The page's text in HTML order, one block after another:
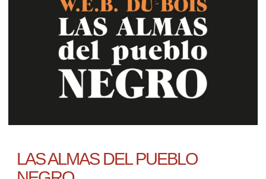
LAS ALMAS DEL PUEBLO